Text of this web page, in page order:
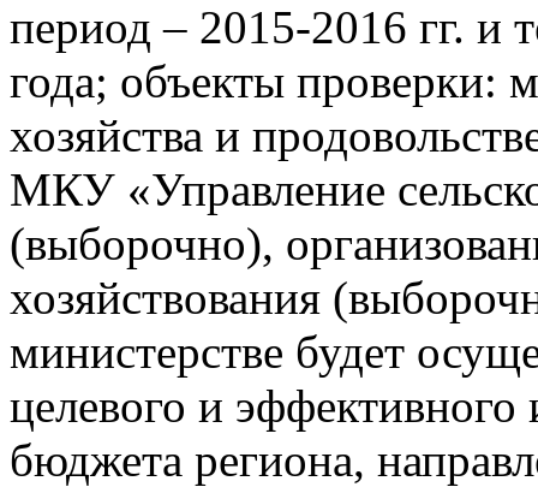
период – 2015-2016 гг. и
года; объекты проверки:
хозяйства и
МКУ «Управление
(выборочно),
хозяйствования
министерстве будет
целевого и эффективного
бюджета региона,